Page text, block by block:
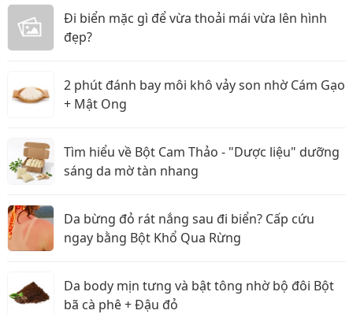
Đi biển mặc gì để vừa thoải mái vừa lên hình
đẹp?
2 phút đánh bay môi khô vảy son nhờ Cám Gạo
+ Mật Ong
Tìm hiểu về Bột Cam Thảo - "Dược liệu" dưỡng
sáng da mờ tàn nhang
Da bừng đỏ rát nắng sau đi biển? Cấp cứu
ngay bằng Bột Khổ Qua Rừng
Da body mịn tưng và bật tông nhờ bộ đôi Bột
bã cà phê + Đậu đỏ